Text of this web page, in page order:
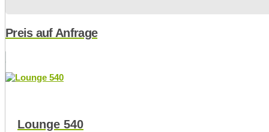
Preis auf Anfrage
Lounge 540